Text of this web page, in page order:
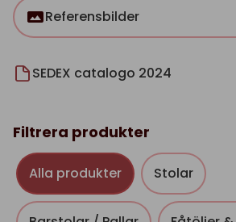
Referensbilder
SEDEX catalogo 2024
Filtrera produkter
Alla produkter Stolar